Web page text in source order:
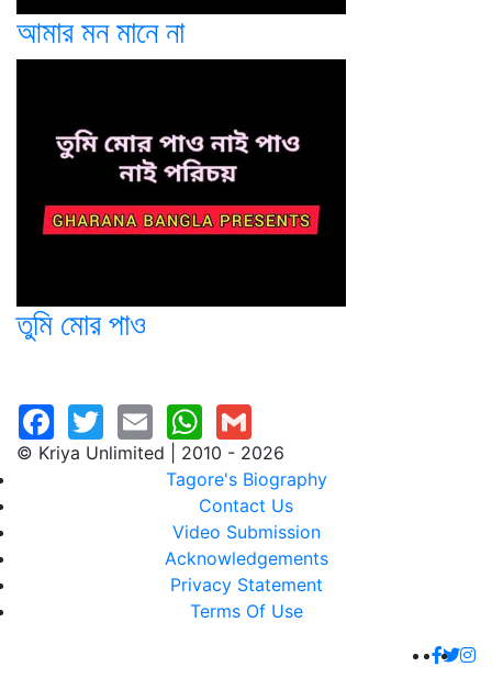
আমার মন মানে না
তুমি মোর পাও
© Kriya Unlimited | 2010 - 2026
Tagore's Biography
Contact Us
Video Submission
Acknowledgements
Privacy Statement
Terms Of Use